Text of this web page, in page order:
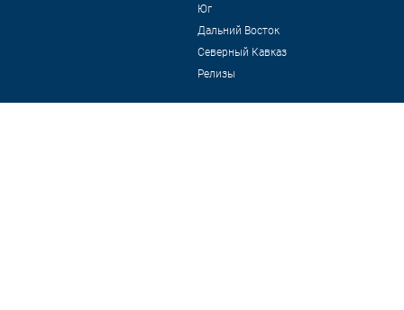
Юг
Дальний Восток
Северный Кавказ
Релизы